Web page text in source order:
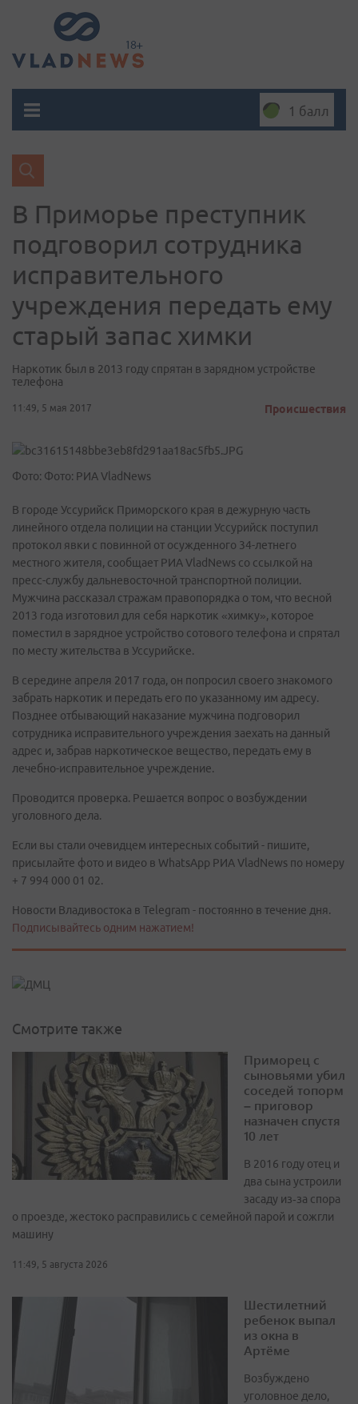
1 балл
В Приморье преступник
подговорил сотрудника
исправительного
учреждения передать ему
старый запас химки
Наркотик был в 2013 году спрятан в зарядном устройстве
телефона
11:49, 5 мая 2017 Происшествия
Фото: Фото: РИА VladNews
В городе Уссурийск Приморского края в дежурную часть
линейного отдела полиции на станции Уссурийск поступил
протокол явки с повинной от осужденного 34-летнего
местного жителя, сообщает РИА VladNews со ссылкой на
пресс-службу дальневосточной транспортной полиции.
Мужчина рассказал стражам правопорядка о том, что весной
2013 года изготовил для себя наркотик «химку», которое
поместил в зарядное устройство сотового телефона и спрятал
по месту жительства в Уссурийске.
В середине апреля 2017 года, он попросил своего знакомого
забрать наркотик и передать его по указанному им адресу.
Позднее отбывающий наказание мужчина подговорил
сотрудника исправительного учреждения заехать на данный
адрес и, забрав наркотическое вещество, передать ему в
лечебно-исправительное учреждение.
Проводится проверка. Решается вопрос о возбуждении
уголовного дела.
Если вы стали очевидцем интересных событий - пишите,
присылайте фото и видео в WhatsApp РИА VladNews по номеру
+ 7 994 000 01 02.
Новости Владивостока в Telegram - постоянно в течение дня.
Подписывайтесь одним нажатием!
Смотрите также
Приморец с
сыновьями убил
соседей топорм
– приговор
назначен спустя
10 лет
В 2016 году отец и
два сына устроили
засаду из‑за спора
о проезде, жестоко расправились с семейной парой и сожгли
машину
11:49, 5 августа 2026
Шестилетний
ребенок выпал
из окна в
Артёме
Возбуждено
уголовное дело,